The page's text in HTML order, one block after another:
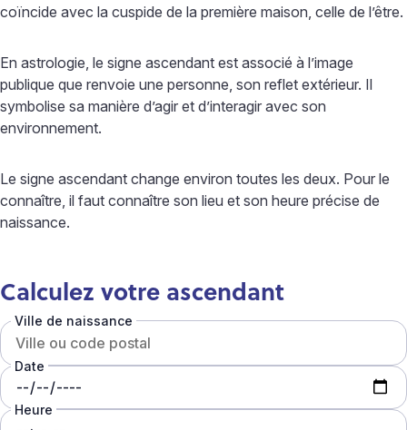
coïncide avec la cuspide de la première maison, celle de l’être.
En astrologie, le signe ascendant est associé à l’image
publique que renvoie une personne, son reflet extérieur. Il
symbolise sa manière d’agir et d’interagir avec son
environnement.
Le signe ascendant change environ toutes les deux. Pour le
connaître, il faut connaître son lieu et son heure précise de
naissance.
Calculez votre ascendant
Ville de naissance
Date
Heure